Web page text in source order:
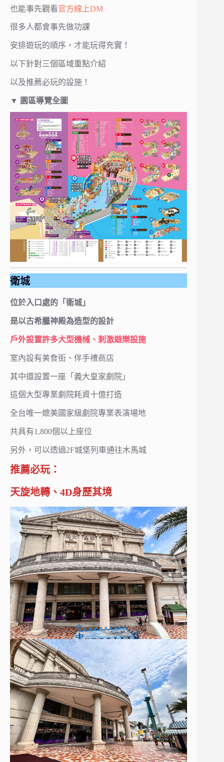
也能事先觀看官方線上DM
很多人都會事先做功課
安排遊玩的順序，才能玩得充實！
以下針對三個區域重點介紹
以及推薦必玩的設施！
▼ 園區導覽全圖
衛城
位於入口處的「衛城」
是以古希臘神殿為造型的設計
戶外設置許多大型機械、刺激遊樂設施
室內設有美食街、伴手禮商店
其中還設置一座「義大皇家劇院」
這個大型專業劇院耗資十億打造
全台唯一媲美國家級劇院專業表演場地
共具有1,800個以上座位
另外，可以透過2F城堡列車通往木馬城
推薦必玩：
天旋地轉、4D身歷其境